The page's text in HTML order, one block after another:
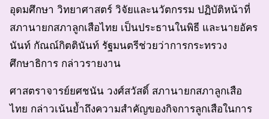
อุดมศึกษา วิทยาศาสตร์ วิจัยและนวัตกรรม ปฏิบัติหน้าที่
สภานายกสภาลูกเสือไทย เป็นประธานในพิธี และนายอัคร
นันท์ กัณณ์กิตตินันท์ รัฐมนตรีช่วยว่าการกระทรวง
ศึกษาธิการ กล่าวรายงาน
ศาสตราจารย์ยศชนัน วงศ์สวัสดิ์ สภานายกสภาลูกเสือ
ไทย กล่าวเน้นย้ำถึงความสำคัญของกิจการลูกเสือในการ